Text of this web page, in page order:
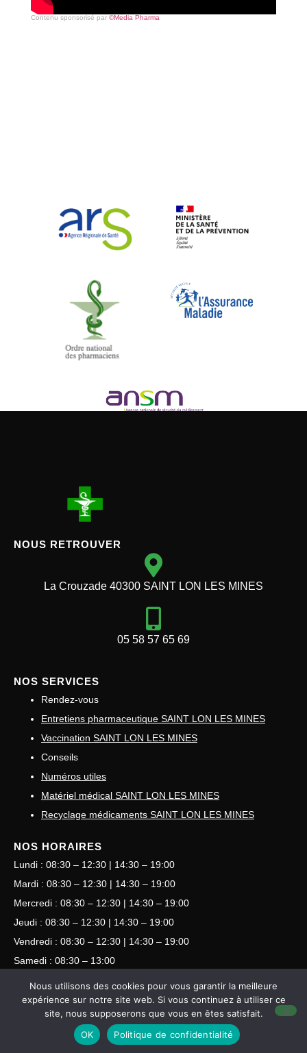
Contenu sponsorisé par ©Media Pharma
NOUS RETROUVER
La Crouzade 40300 SAINT LON LES MINES
05 58 57 65 69
NOS SERVICES
Rendez-vous
Entretiens pharmaceutique SAINT LON LES MINES
Vaccination SAINT LON LES MINES
Conseils
Numéros utiles
Matériel médical SAINT LON LES MINES
Recyclage médicaments SAINT LON LES MINES
NOS HORAIRES
Lundi : 08:30 – 12:30 | 14:30 – 19:00
Mardi : 08:30 – 12:30 | 14:30 – 19:00
Mercredi : 08:30 – 12:30 | 14:30 – 19:00
Jeudi : 08:30 – 12:30 | 14:30 – 19:00
Vendredi : 08:30 – 12:30 | 14:30 – 19:00
Samedi : 08:30 – 13:00
Pharmaplus Digital •Mentions légales•Politiques de
confidentialités
Nous utilisons des cookies pour vous garantir la meilleure
expérience sur notre site web. Si vous continuez à utiliser ce
site, nous supposerons que vous en êtes satisfait.
OK
Politique de confidentialité